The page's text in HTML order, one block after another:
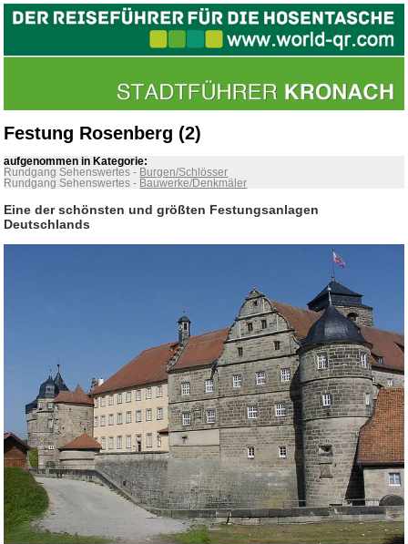
Festung Rosenberg (2)
aufgenommen in Kategorie:
Rundgang Sehenswertes - Burgen/Schlösser
Rundgang Sehenswertes - Bauwerke/Denkmäler
Eine der schönsten und größten Festungsanlagen
Deutschlands